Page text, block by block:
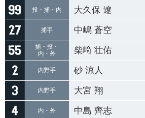
投・捕・内 大久保 遼
捕手 中嶋 蒼空
捕・投・
内・外
柴﨑 壮佑
内野手 砂 涼人
内野手 大宮 翔
内・外 中島 齊志